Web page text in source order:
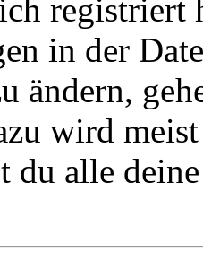
registriert
in der
ändern,
wird
du alle